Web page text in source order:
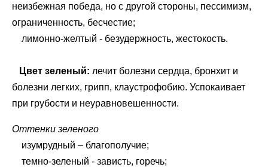
неизбежная победа, но с другой стороны, пессимизм,
ограниченность, бесчестие;
лимонно-желтый - безудержность, жестокость.
Цвет зеленый: лечит болезни сердца, бронхит и
болезни легких, грипп, клаустрофобию. Успокаивает
при грубости и неуравновешенности.
Оттенки зеленого
изумрудный – благополучие;
темно-зеленый - зависть, горечь;